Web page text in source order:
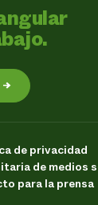
→
de privacidad
de medios
para la prensa